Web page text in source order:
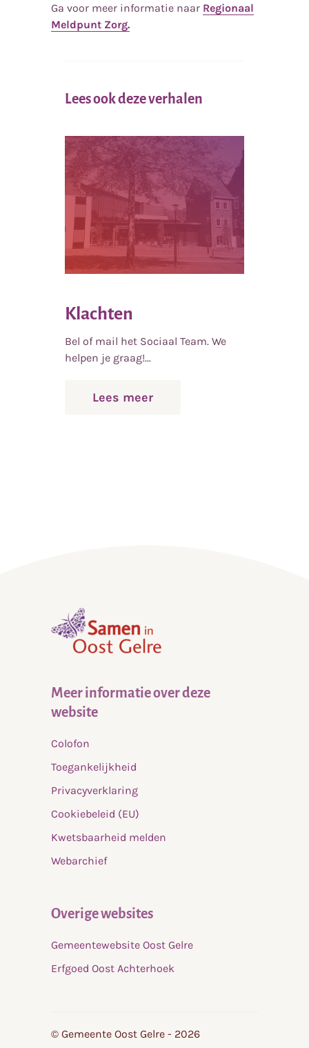
Ga voor meer informatie naar Regionaal
Meldpunt Zorg.
Lees ook deze verhalen
Klachten
Bel of mail het Sociaal Team. We
helpen je graag!…
Lees meerover
Meer informatie over deze
website
Colofon
Toegankelijkheid
Privacyverklaring
Cookiebeleid (EU)
Kwetsbaarheid melden
Webarchief
Overige websites
Gemeentewebsite Oost Gelre
Erfgoed Oost Achterhoek
© Gemeente Oost Gelre - 2026